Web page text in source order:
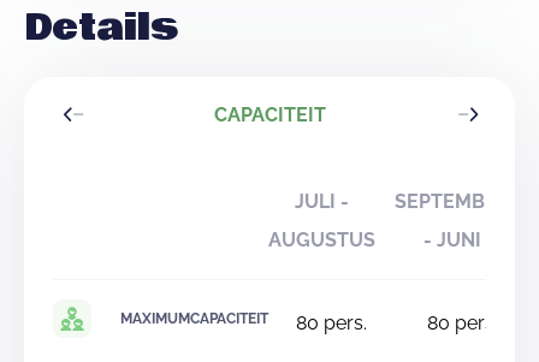
Details
CAPACITEIT
JULI -
AUGUSTUS
SEPTEMBER
- JUNI
MAXIMUMCAPACITEIT 80 pers. 80 pers.